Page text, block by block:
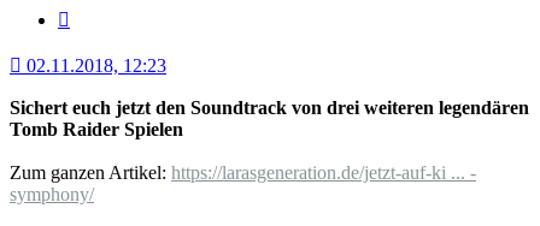
02.11.2018, 12:23
Sichert euch jetzt den Soundtrack von drei weiteren legendären
Tomb Raider Spielen
Zum ganzen Artikel: https://larasgeneration.de/jetzt-auf-ki ... -
symphony/